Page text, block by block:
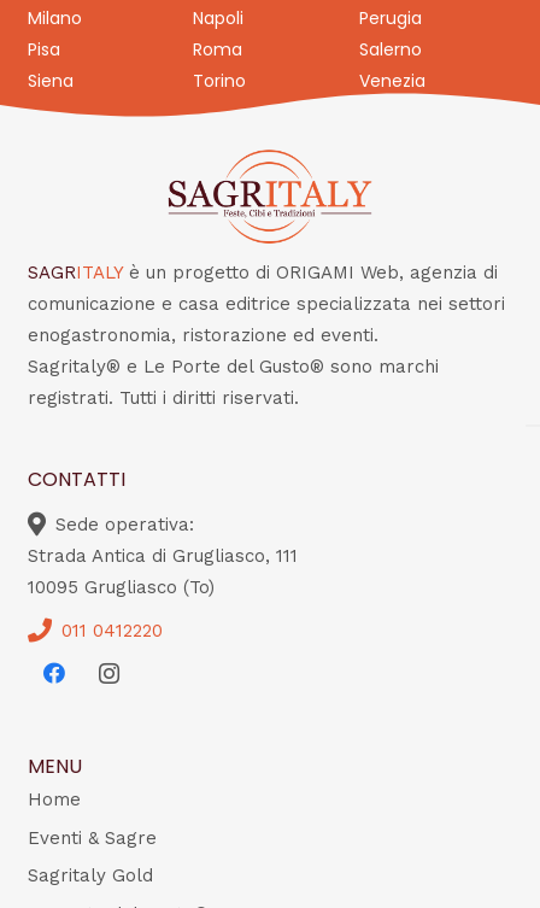
Milano
Napoli
Perugia
Pisa
Roma
Salerno
Siena
Torino Venezia
SAGRITALY è un progetto di ORIGAMI Web, agenzia di
comunicazione e casa editrice specializzata nei settori
enogastronomia, ristorazione ed eventi.
Sagritaly® e Le Porte del Gusto® sono marchi
registrati. Tutti i diritti riservati.
CONTATTI
Sede operativa:
Strada Antica di Grugliasco, 111
10095 Grugliasco (To)
011 0412220
MENU
Home
Eventi & Sagre
Sagritaly Gold